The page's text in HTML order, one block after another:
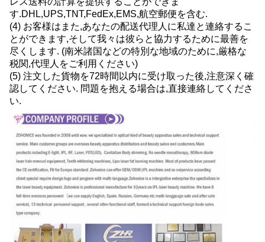
す.DHL,UPS,TNT,FedEx,EMS,航空郵便を含む.
(4) お客様はまた,あなたの配送代理人に私達と連絡するこ
とができます,そして我々は彼らと協力するために最善を
尽くします. (南米諸国などの特別な地域のために,厳格な
税関,代理人をご利用ください)
(5) 注文した貨物を72時間以内に受け取った後,注意深く確
認してください. 問題を抱える場合は,直接連絡してくださ
い.